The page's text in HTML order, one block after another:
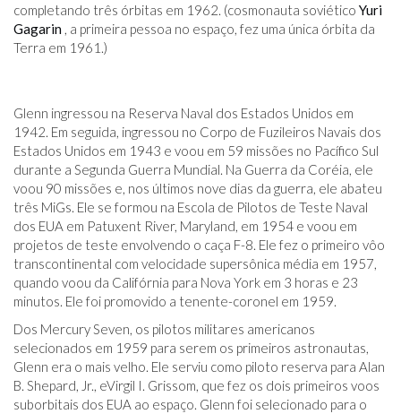
COMEÇA
COM
UM
completando três órbitas em 1962. (cosmonauta soviético Yuri
Gagarin , a primeira pessoa no espaço, fez uma única órbita da
Terra em 1961.)
Glenn ingressou na Reserva Naval dos Estados Unidos em
1942. Em seguida, ingressou no Corpo de Fuzileiros Navais dos
Estados Unidos em 1943 e voou em 59 missões no Pacífico Sul
durante a Segunda Guerra Mundial. Na Guerra da Coréia, ele
voou 90 missões e, nos últimos nove dias da guerra, ele abateu
três MiGs. Ele se formou na Escola de Pilotos de Teste Naval
dos EUA em Patuxent River, Maryland, em 1954 e voou em
projetos de teste envolvendo o caça F-8. Ele fez o primeiro vôo
transcontinental com velocidade supersônica média em 1957,
quando voou da Califórnia para Nova York em 3 horas e 23
minutos. Ele foi promovido a tenente-coronel em 1959.
Dos Mercury Seven, os pilotos militares americanos
selecionados em 1959 para serem os primeiros astronautas,
Glenn era o mais velho. Ele serviu como piloto reserva para Alan
B. Shepard, Jr., eVirgil I. Grissom, que fez os dois primeiros voos
suborbitais dos EUA ao espaço. Glenn foi selecionado para o